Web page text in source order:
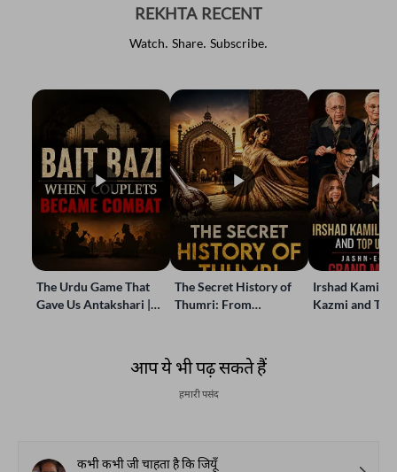
REKHTA RECENT
Watch. Share. Subscribe.
The Urdu Game That
Gave Us Antakshari |
The Secret History of
Thumri: From
Irshad Kamil,
Kazmi and
आप ये भी पढ़ सकते हैं
हमारी पसंद
कभी कभी जी चाहता है कि जियूँ